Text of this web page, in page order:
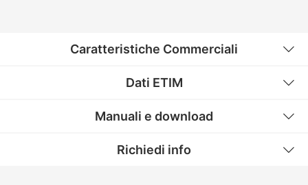
Caratteristiche Commerciali
Dati ETIM
Manuali e download
Richiedi info